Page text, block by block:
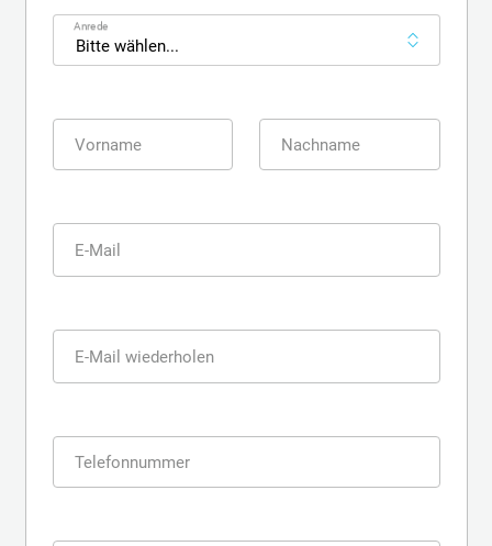
Bitte wählen...
Anrede
Vorname Nachname
E-Mail
E-Mail wiederholen
Telefonnummer